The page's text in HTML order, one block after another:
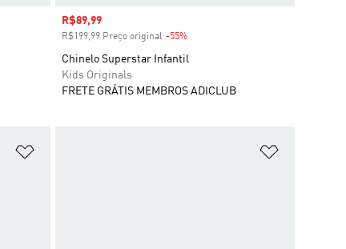
Preço com desconto
R$89,99
R$199,99 Preço original -55%Desconto
Chinelo Superstar Infantil
Kids Originals
FRETE GRÁTIS MEMBROS ADICLUB